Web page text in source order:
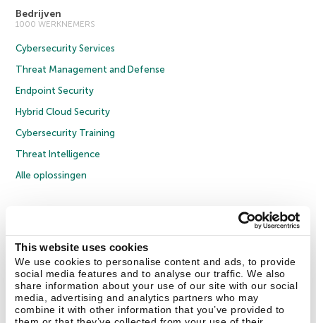
This website uses cookies
We use cookies to personalise content and ads, to provide
social media features and to analyse our traffic. We also
share information about your use of our site with our social
media, advertising and analytics partners who may
combine it with other information that you’ve provided to
Bedrijven
1000 WERKNEMERS
Cybersecurity Services
Threat Management and Defense
Endpoint Security
Hybrid Cloud Security
Cybersecurity Training
Threat Intelligence
Alle oplossingen
Privacybeleid
Licentieovereenkomst B2B
Cookies
Contact Us Over ons Partners Blog Resource Center
Persberichten
Vertrouwen in Kaspersky